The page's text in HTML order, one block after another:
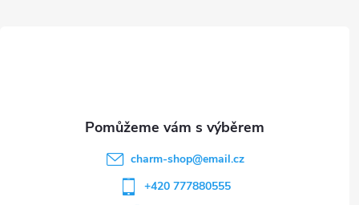
charm-shop@email.cz
+420 777880555